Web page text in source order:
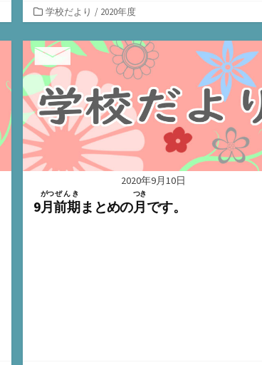
カ
テ
ゴ
リ
ー
学校だより / 2020年度
2020年9月10日
9月
がつ
前期
ぜんき
まとめの月
つき
です。